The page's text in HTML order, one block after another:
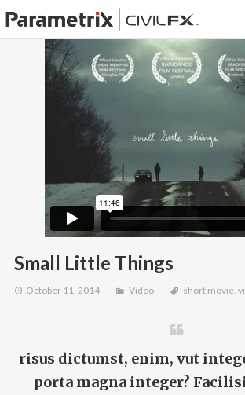
PARAMETRIX.COM
PORTFOLIO
Small Little Things
October 11, 2014 Video short movie,
risus dictumst, enim, vut
porta magna integer?